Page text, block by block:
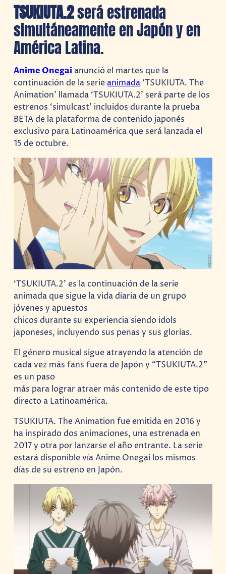
TSUKIUTA.2será estrenada
simultáneamente en Japón y en
América Latina.
Anime Onegai anunció el martes que la
continuación de la serie animada ‘TSUKIUTA. The
Animation’ llamada ‘TSUKIUTA.2’ será parte de los
estrenos ‘simulcast’ incluidos durante la prueba
BETA de la plataforma de contenido japonés
exclusivo para Latinoamérica que será lanzada el
15 de octubre.
‘TSUKIUTA.2’ es la continuación de la serie
animada que sigue la vida diaria de un grupo
jóvenes y apuestos
chicos durante su experiencia siendo idols
japoneses, incluyendo sus penas y sus glorias.
El género musical sigue atrayendo la atención de
cada vez más fans fuera de Japón y “TSUKIUTA.2”
es un paso
más para lograr atraer más contenido de este tipo
directo a Latinoamérica.
TSUKIUTA. The Animation fue emitida en 2016 y
ha inspirado dos animaciones, una estrenada en
2017 y otra por lanzarse el año entrante. La serie
estará disponible vía Anime Onegai los mismos
días de su estreno en Japón.